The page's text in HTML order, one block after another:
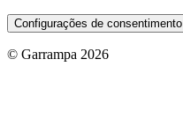
Configurações de consentimento
© Garrampa 2026